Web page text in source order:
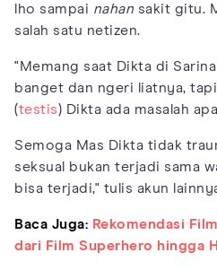
lho sampai nahan sakit gitu.
salah satu netizen.
"Memang saat Dikta di
banget dan ngeri liatnya,
(testis) Dikta ada masalah
Semoga Mas Dikta tidak
seksual bukan terjadi sama
bisa terjadi," tulis akun
Baca Juga: Rekomendasi
dari Film Superhero hingga